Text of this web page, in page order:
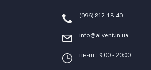
(096) 812-18-40
info@allvent.in.ua
пн-пт : 9:00 - 20:00